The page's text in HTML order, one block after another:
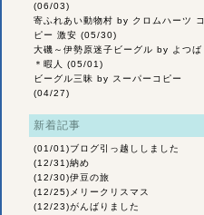
(06/03)
寄ふれあい動物村 by クロムハーツ コ
ピー 激安 (05/30)
大磯～伊勢原迷子ビーグル by よつば
＊暇人 (05/01)
ビーグル三昧 by スーパーコピー
(04/27)
新着記事
(01/01)ブログ引っ越ししました
(12/31)納め
(12/30)伊豆の旅
(12/25) メリークリスマス
(12/23)がんばりました